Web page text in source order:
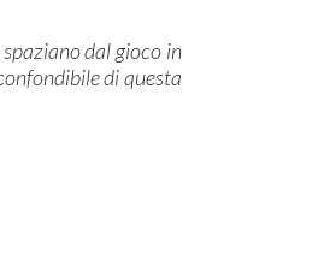
dal gioco in
di questa